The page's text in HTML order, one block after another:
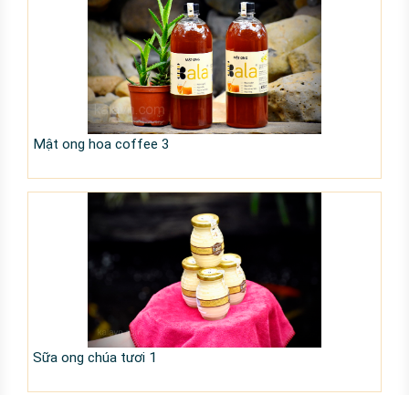
Mật ong hoa coffee 3
Sữa ong chúa tươi 1